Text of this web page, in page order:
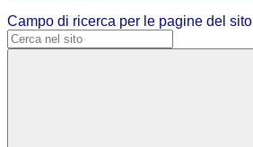
Campo di ricerca per le pagine del sito